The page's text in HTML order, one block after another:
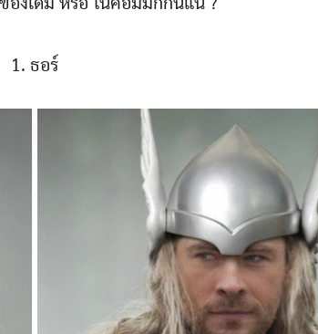
องเดิม หรือ ในคอมมิกกันแน่ ?
1. ธอร์